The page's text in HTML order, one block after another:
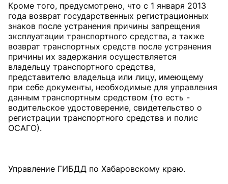
Кроме того, предусмотрено, что с 1 января 2013
года возврат государственных регистрационных
знаков после устранения причины запрещения
эксплуатации транспортного средства, а также
возврат транспортных средств после устранения
причины их задержания осуществляется
владельцу транспортного средства,
представителю владельца или лицу, имеющему
при себе документы, необходимые для управления
данным транспортным средством (то есть -
водительское удостоверение, свидетельство о
регистрации транспортного средства и полис
ОСАГО).
Управление ГИБДД по Хабаровскому краю.